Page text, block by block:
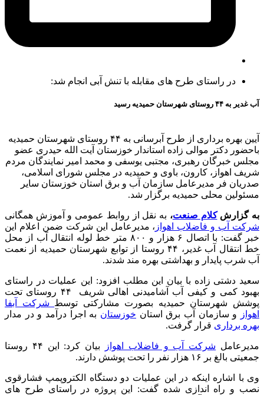
در راستای طرح های مقابله با تنش آبی انجام شد:
آب غدير به ۴۴ روستای شهرستان حميديه رسيد
آیین بهره برداری از طرح آبرسانی به ۴۴ روستای شهرستان حمیدیه
باحضور دكتر موالی زاده استاندار خوزستان آيت الله حيدری عضو
مجلس خبرگان رهبری، مجتبی یوسفی و محمد امیر نمايندگان مردم
شریف اهواز، كارون، باوی و حميديه در مجلس شورای اسلامی،
صدریان فر مدیرعامل سازمان آب و برق استان خوزستان ساير
مسئولين محلی حميديه برگزار شد.
به گزارشکلام صنعت، به نقل از روابط عمومی و آموزش همگانی
شرکت آب و فاضلاب اهواز ، مديرعامل این شركت ضمن اعلام اين
خبر گفت: با اتصال ۶ هزار و ٨٠٠ متر خط لوله انتقال آب از محل
خط انتقال آب غدير، ۴۴ روستا از توابع شهرستان حميديه از نعمت
آب شرب پايدار و بهداشتی بهره مند شدند.
سعيد دشتی زاده با بيان اين مطلب افزود: اين عمليات در راستای
بهبود كمی و كيفی آب آشاميدنی اهالی شريف ۴۴ روستای تحت
پوشش شهرستان حميديه بصورت مشارکتی توسط شرکت آبفا
اهواز
و سازمان آب برق استان خوزستان به اجرا درآمد و در مدار
بهره برداری قرار گرفت.
مديرعامل شركت آب و فاضلاب اهواز
بيان كرد: اين ۴۴ روستا
جمعيتی بالغ بر ۱۶ هزار نفر را تحت پوشش دارند.
وی با اشاره اينكه در اين عمليات دو دستگاه الكتروپمپ فشارقوی
نصب و راه اندازی شده گفت: اين پروژه در راستای طرح های